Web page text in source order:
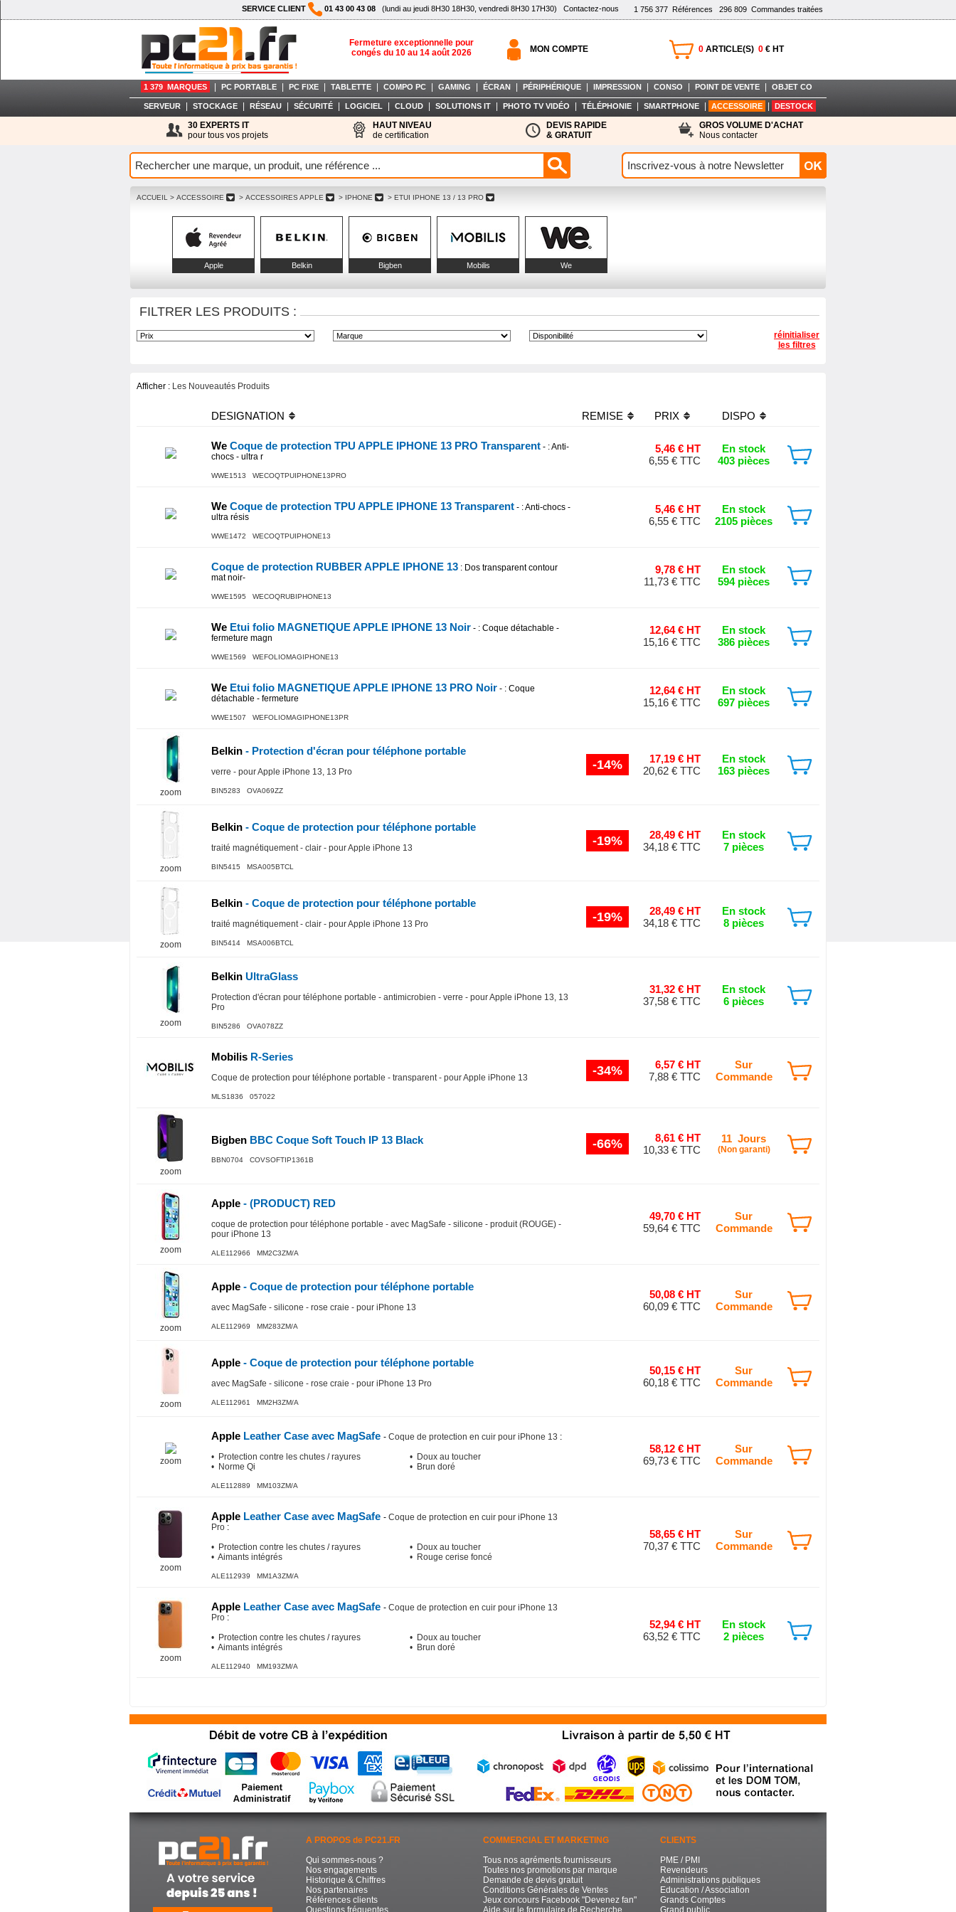
1 756 377 Références 296 809 Commandes traitées
SERVICE CLIENT 01 43 00 43 08 (lundi au jeudi 8H30 18H30, vendredi 8H30 17H30) Contactez-nous
Fermeture exceptionnelle pour
congés du 10 au 14 août 2026
0 ARTICLE(S) 0 € HT
MON COMPTE
1 379 MARQUES PC PORTABLE PC FIXE TABLETTE COMPO PC GAMING ÉCRAN PÉRIPHÉRIQUE IMPRESSION CONSO POINT DE VENTE OBJET CO
SERVEUR STOCKAGE RÉSEAU SÉCURITÉ LOGICIEL CLOUD SOLUTIONS IT PHOTO TV VIDÉO TÉLÉPHONIE SMARTPHONE ACCESSOIRE DESTOCK
30 EXPERTS IT
pour tous vos projets
HAUT NIVEAU
de certification
DEVIS RAPIDE
& GRATUIT
GROS VOLUME D'ACHAT
Nous contacter
ACCUEIL > ACCESSOIRE > ACCESSOIRES APPLE > IPHONE > ETUI IPHONE 13 / 13 PRO
Apple Belkin Bigben Mobilis We
FILTRER LES PRODUITS :
réinitialiser
les filtres
Afficher : Les Nouveautés Produits
DESIGNATION REMISE PRIX DISPO
We Coque de protection TPU APPLE IPHONE 13 PRO Transparent - : Anti-
chocs - ultra r
WWE1513 WECOQTPUIPHONE13PRO
5,46 € HT
6,55 € TTC
En stock
403 pièces
We Coque de protection TPU APPLE IPHONE 13 Transparent - : Anti-chocs -
ultra résis
WWE1472 WECOQTPUIPHONE13
5,46 € HT
6,55 € TTC
En stock
2105 pièces
Coque de protection RUBBER APPLE IPHONE 13 : Dos transparent contour
mat noir-
WWE1595 WECOQRUBIPHONE13
9,78 € HT
11,73 € TTC
En stock
594 pièces
We Etui folio MAGNETIQUE APPLE IPHONE 13 Noir - : Coque détachable -
fermeture magn
WWE1569 WEFOLIOMAGIPHONE13
12,64 € HT
15,16 € TTC
En stock
386 pièces
We Etui folio MAGNETIQUE APPLE IPHONE 13 PRO Noir - : Coque
détachable - fermeture
WWE1507 WEFOLIOMAGIPHONE13PR
12,64 € HT
15,16 € TTC
En stock
697 pièces
zoom
Belkin - Protection d'écran pour téléphone portable
verre - pour Apple iPhone 13, 13 Pro
BIN5283 OVA069ZZ
-14%
17,19 € HT
20,62 € TTC
En stock
163 pièces
zoom
Belkin - Coque de protection pour téléphone portable
traité magnétiquement - clair - pour Apple iPhone 13
BIN5415 MSA005BTCL
-19%
28,49 € HT
34,18 € TTC
En stock
7 pièces
zoom
Belkin - Coque de protection pour téléphone portable
traité magnétiquement - clair - pour Apple iPhone 13 Pro
BIN5414 MSA006BTCL
-19%
28,49 € HT
34,18 € TTC
En stock
8 pièces
zoom
Belkin UltraGlass
Protection d'écran pour téléphone portable - antimicrobien - verre - pour Apple iPhone 13, 13
Pro
BIN5286 OVA078ZZ
31,32 € HT
37,58 € TTC
En stock
6 pièces
Mobilis R-Series
Coque de protection pour téléphone portable - transparent - pour Apple iPhone 13
MLS1836 057022
-34%
6,57 € HT
7,88 € TTC
Sur
Commande
zoom
Bigben BBC Coque Soft Touch IP 13 Black
BBN0704 COVSOFTIP1361B
-66%
8,61 € HT
10,33 € TTC
11 Jours
(Non garanti)
zoom
Apple - (PRODUCT) RED
coque de protection pour téléphone portable - avec MagSafe - silicone - produit (ROUGE) -
pour iPhone 13
ALE112966 MM2C3ZM/A
49,70 € HT
59,64 € TTC
Sur
Commande
zoom
Apple - Coque de protection pour téléphone portable
avec MagSafe - silicone - rose craie - pour iPhone 13
ALE112969 MM283ZM/A
50,08 € HT
60,09 € TTC
Sur
Commande
zoom
Apple - Coque de protection pour téléphone portable
avec MagSafe - silicone - rose craie - pour iPhone 13 Pro
ALE112961 MM2H3ZM/A
50,15 € HT
60,18 € TTC
Sur
Commande
zoom
Apple Leather Case avec MagSafe - Coque de protection en cuir pour iPhone 13 :
• Protection contre les chutes / rayures
• Norme Qi
• Doux au toucher
• Brun doré
ALE112889 MM103ZM/A
58,12 € HT
69,73 € TTC
Sur
Commande
zoom
Apple Leather Case avec MagSafe - Coque de protection en cuir pour iPhone 13
Pro :
• Protection contre les chutes / rayures
• Aimants intégrés
• Doux au toucher
• Rouge cerise foncé
ALE112939 MM1A3ZM/A
58,65 € HT
70,37 € TTC
Sur
Commande
zoom
Apple Leather Case avec MagSafe - Coque de protection en cuir pour iPhone 13
Pro :
• Protection contre les chutes / rayures
• Aimants intégrés
• Doux au toucher
• Brun doré
ALE112940 MM193ZM/A
52,94 € HT
63,52 € TTC
En stock
2 pièces
A PROPOS de PC21.FR
Qui sommes-nous ?
Nos engagements
Historique & Chiffres
Nos partenaires
Références clients
Questions fréquentes
COMMERCIAL ET MARKETING
Tous nos agréments fournisseurs
Toutes nos promotions par marque
Demande de devis gratuit
Conditions Générales de Ventes
Jeux concours Facebook "Devenez fan"
Aide sur le formulaire de Recherche
CLIENTS
PME / PMI
Revendeurs
Administrations publiques
Education / Association
Grands Comptes
Grand public